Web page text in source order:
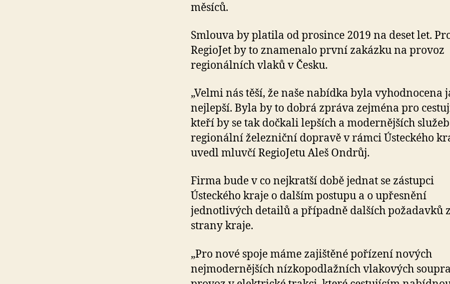
měsíců.
Smlouva by platila od prosince 2019 na deset let.
RegioJet by to znamenalo první zakázku na provoz
regionálních vlaků v Česku.
„Velmi nás těší, že naše nabídka byla vyhodnocena
nejlepší. Byla by to dobrá zpráva zejména pro
kteří by se tak dočkali lepších a modernějších
regionální železniční dopravě v rámci Ústeckého
uvedl mluvčí RegioJetu Aleš Ondrůj.
Firma bude v co nejkratší době jednat se zástupci
Ústeckého kraje o dalším postupu a o upřesnění
jednotlivých detailů a případně dalších požadavků
strany kraje.
„Pro nové spoje máme zajištěné pořízení nových
nejmodernějších nízkopodlažních vlakových